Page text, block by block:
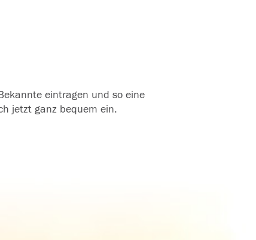
eintragen und so eine
jetzt ganz bequem ein.